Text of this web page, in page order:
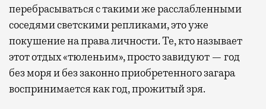
перебрасываться с такими же расслабленными
соседями светскими репликами, это уже
покушение на права личности. Те, кто называет
этот отдых «тюленьим», просто завидуют — год
без моря и без законно приобретенного загара
воспринимается как год, прожитый зря.